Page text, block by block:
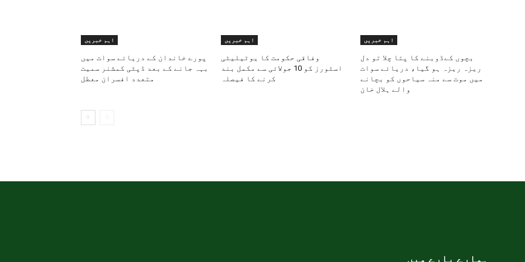
اہم خبریں
بچوں کےڈوبنے کا پتا چلا تو دل
ریزہ ریزہ ہو گیا، دریائے سوات
میں موت سے منہ سیاحوں کو بچانے
والے ہلال خان
اہم خبریں
وفاقی حکومت کا یوٹیلیٹی
اسٹورز کو 10 جولائی سے مکمل بند
کرنے کا فیصلہ
اہم خبریں
پورے خاندان کے دریائے سوات میں
بہہ جانے کے بعد ڈپٹی کمشنر سمیت
متعدد افسران معطل
ہمارے بارے میں